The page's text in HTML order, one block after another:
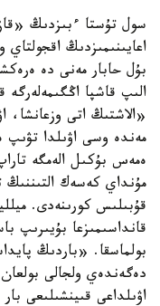
سول تۇستا ءبىزدىڭ
اعايىنىمىزدىڭ
بۇل حابار مەنى دە
الىپ قاشپا
«الاشتىڭ اتى
مەندە وسى اۋىلدا تۋىپ
ەمەس بۇكىل الەمگە
مۇنداي كەسەك التىننىڭ
قۇبىلىس كورىنەدى.
قانداسىمىزعا بۇيىرىپ
بولماسقا. «باردىڭ
دەگەندەي ولجالى
اۋىلداعى قىينشىلىعى